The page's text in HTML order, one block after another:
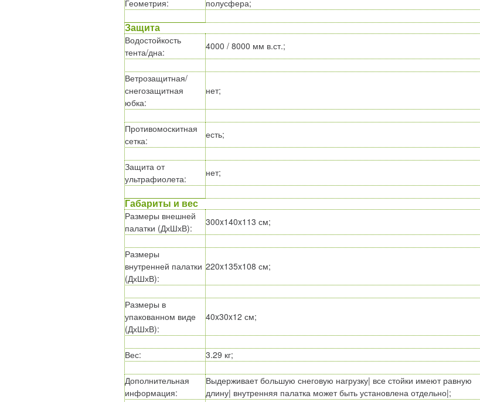
Геометрия: полусфера;
Защита
Водостойкость
тента/дна:
4000 / 8000 мм в.ст.;
Ветрозащитная/
снегозащитная
юбка:
нет;
Противомоскитная
сетка:
есть;
Защита от
ультрафиолета:
нет;
Габариты и вес
Размеры внешней
палатки (ДхШхВ):
300x140x113 см;
Размеры
внутренней палатки
(ДхШхВ):
220x135x108 см;
Размеры в
упакованном виде
(ДхШхВ):
40x30x12 см;
Вес: 3.29 кг;
Дополнительная
информация:
Выдерживает большую снеговую нагрузку| все стойки имеют равную
длину| внутренняя палатка может быть установлена отдельно|;